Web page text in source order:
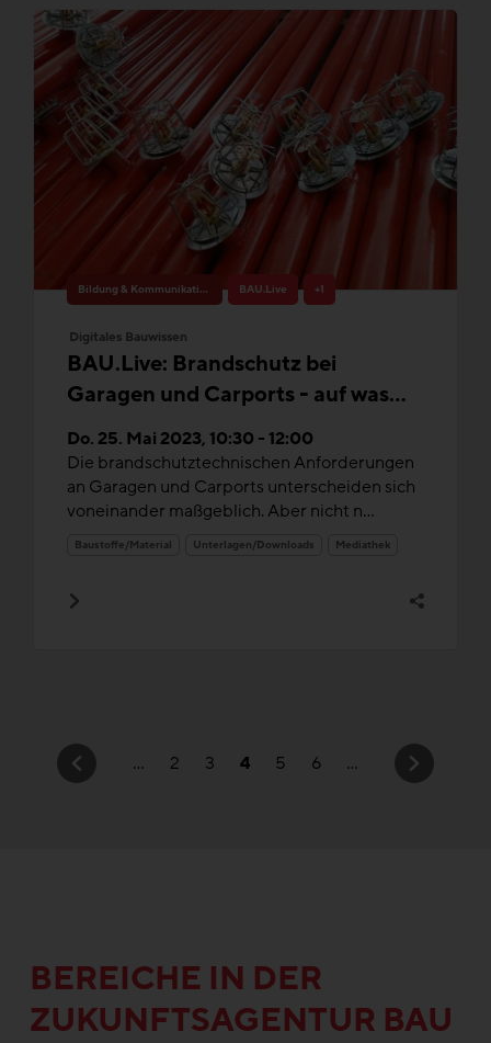
Bildung & Kommunikation BAU.Live +1
Digitales Bauwissen
BAU.Live: Brandschutz bei
Garagen und Carports - auf was
müssen Sie in der Planung achten
Do. 25. Mai 2023, 10:30 - 12:00
Die brandschutztechnischen Anforderungen
an Garagen und Carports unterscheiden sich
voneinander maßgeblich. Aber nicht n...
Baustoffe/Material Unterlagen/Downloads Mediathek
... 2 3 4 5 6 ...
BEREICHE IN DER
ZUKUNFTSAGENTUR BAU